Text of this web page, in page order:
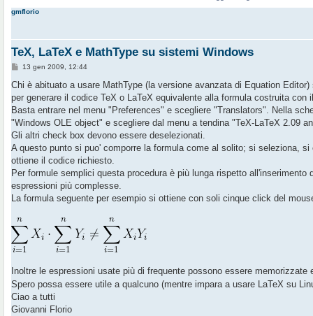
gmflorio
TeX, LaTeX e MathType su sistemi Windows
M
s
a
g
i
o
13 gen 2009, 12:44
Chi è abituato a usare MathType (la versione avanzata di Equation
per generare il codice TeX o LaTeX equivalente alla formula costruita con
Basta entrare nel menu "Preferences" e scegliere "Translators". Nella
"Windows OLE object" e scegliere dal menu a tendina "TeX-LaTeX 2.09
Gli altri check box devono essere deselezionati.
A questo punto si puo' comporre la formula come al solito; si seleziona,
ottiene il codice richiesto.
Per formule semplici questa procedura è più lunga rispetto all'inserimento
espressioni più complesse.
La formula seguente per esempio si ottiene con soli cinque click del
Inoltre le espressioni usate più di frequente possono essere memorizzate
Spero possa essere utile a qualcuno (mentre impara a usare LaTeX su
Ciao a tutti
Giovanni Florio